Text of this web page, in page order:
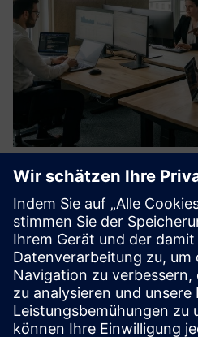
Ethical Hacking &
Testing for IT/OT
Unser Service Ethical Hacking &
identifiziert Sicherheitslücken in
Hybridumgebungen. Wir
technische Kontrollen, Prozesse
zu bewerten und so ri...